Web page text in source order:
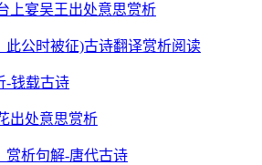
上宴吴王出处意思赏析
此公时被征)古诗翻译赏析阅读
-钱载古诗
出处意思赏析
赏析句解-唐代古诗